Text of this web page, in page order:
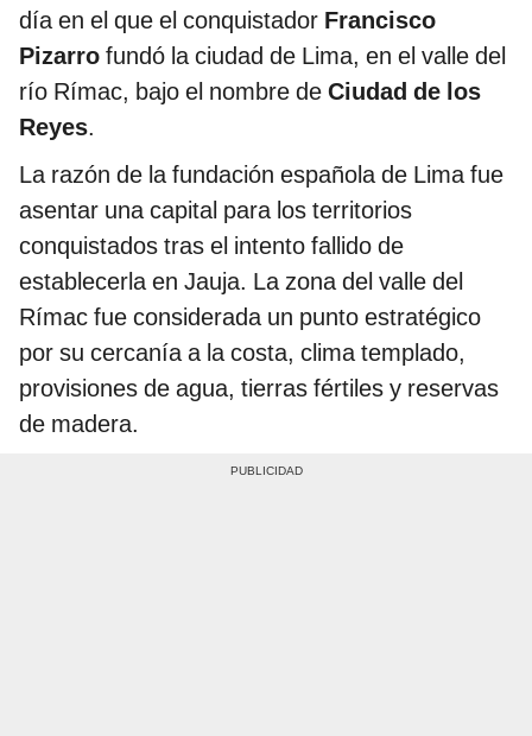
día en el que el conquistador Francisco
Pizarro fundó la ciudad de Lima, en el valle del
río Rímac, bajo el nombre de Ciudad de los
Reyes.
La razón de la fundación española de Lima fue
asentar una capital para los territorios
conquistados tras el intento fallido de
establecerla en Jauja. La zona del valle del
Rímac fue considerada un punto estratégico
por su cercanía a la costa, clima templado,
provisiones de agua, tierras fértiles y reservas
de madera.